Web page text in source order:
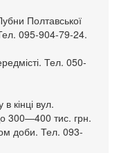
Полтавської
Тел. 095-904-79-24.
Тел. 050-
кінці вул.
300—400 тис. грн.
доби. Тел. 093-